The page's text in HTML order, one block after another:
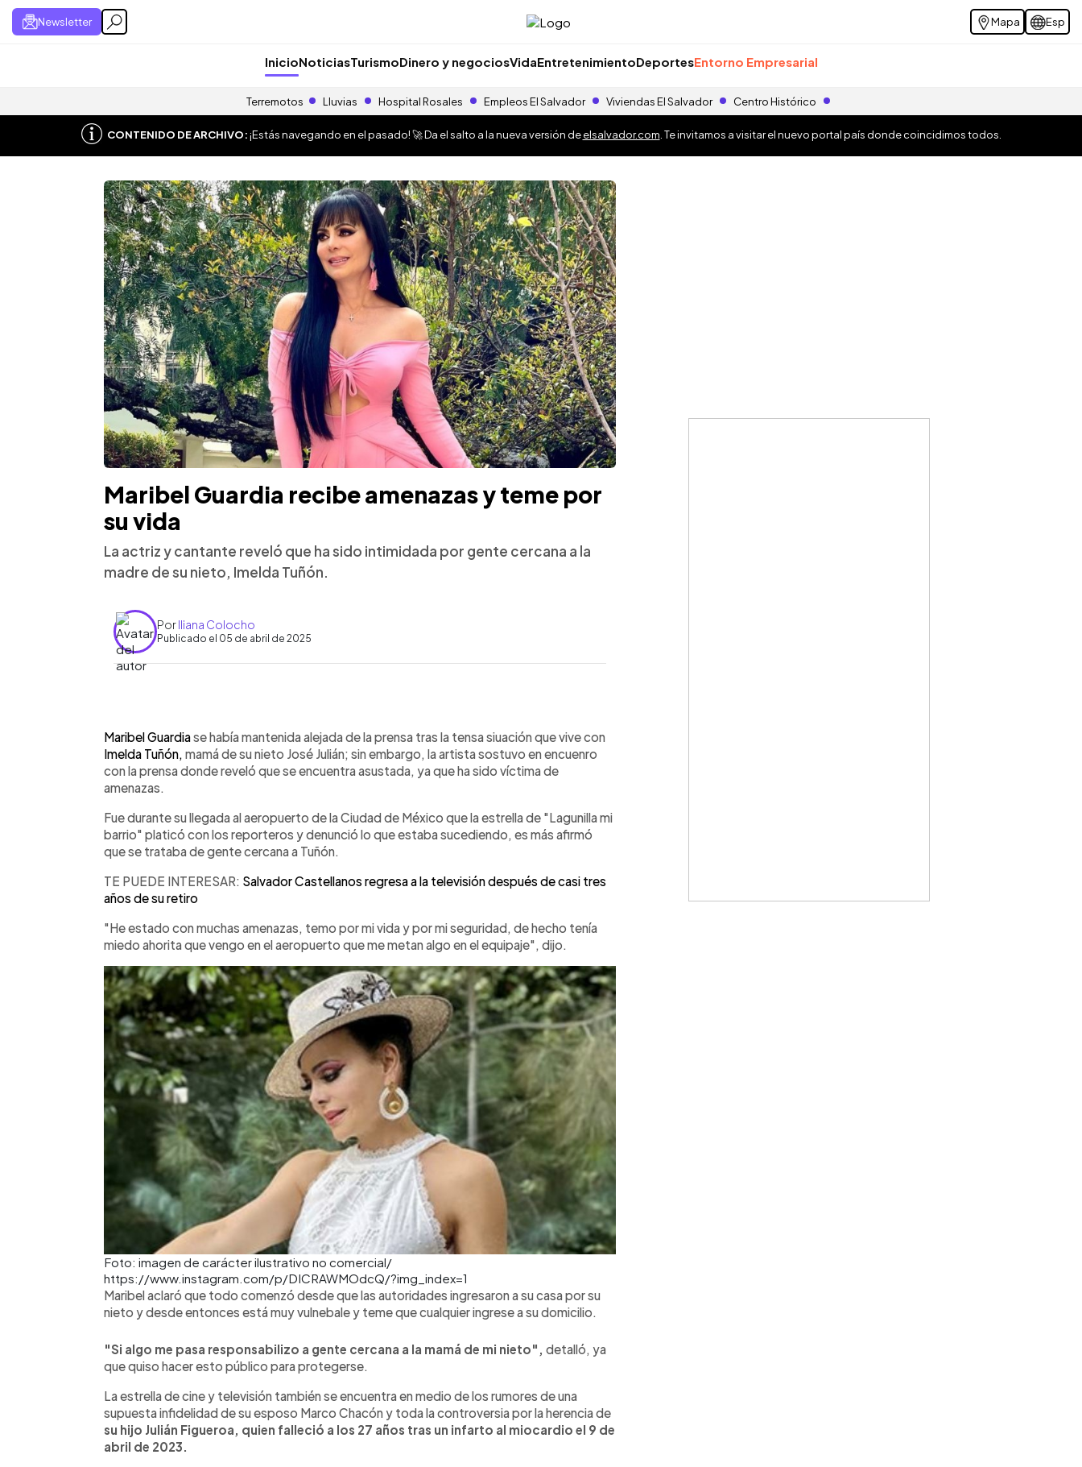
Newsletter Mapa Esp
InicioNoticiasTurismoDinero y negociosVidaEntretenimientoDeportesEntorno Empresarial
Terremotos Lluvias Hospital Rosales Empleos El Salvador Viviendas El Salvador Centro Histórico
CONTENIDO DE ARCHIVO:¡Estás navegando en el pasado! 🚀 Da el salto a la nueva versión deelsalvador.com . Te invitamos a visitar el nuevo portal país donde coincidimos todos.
Maribel Guardia recibe amenazas y teme por
su vida
La actriz y cantante reveló que ha sido intimidada por gente cercana a la
madre de su nieto, Imelda Tuñón.
PorIliana Colocho
Publicado el 05 de abril de 2025
► Escuchar artículo
Maribel Guardiase había mantenida alejada de la prensa tras la tensa siuación que vive con
Imelda Tuñón, mamá de su nieto José Julián; sin embargo, la artista sostuvo en encuenro
con la prensa donde reveló que se encuentra asustada, ya que ha sido víctima de
amenazas.
Fue durante su llegada al aeropuerto de la Ciudad de México que la estrella de "Lagunilla mi
barrio" platicó con los reporteros y denunció lo que estaba sucediendo, es más afirmó
que se trataba de gente cercana a Tuñón.
TE PUEDE INTERESAR: Salvador Castellanos regresa a la televisión después de casi tres
años de su retiro
"He estado con muchas amenazas, temo por mi vida y por mi seguridad, de hecho tenía
miedo ahorita que vengo en el aeropuerto que me metan algo en el equipaje", dijo.
Foto: imagen de carácter ilustrativo no comercial/
https://www.instagram.com/p/DICRAWMOdcQ/?img_index=1
Maribel aclaró que todo comenzó desde que las autoridades ingresaron a su casa por su
nieto y desde entonces está muy vulnebale y teme que cualquier ingrese a su domicilio.
"Si algo me pasa responsabilizo a gente cercana a la mamá de mi nieto", detalló, ya
que quiso hacer esto público para protegerse.
La estrella de cine y televisión también se encuentra en medio de los rumores de una
supuesta infidelidad de su esposo Marco Chacón y toda la controversia por la herencia de
su hijo Julián Figueroa, quien falleció a los 27 años tras un infarto al miocardio el 9 de
abril de 2023.